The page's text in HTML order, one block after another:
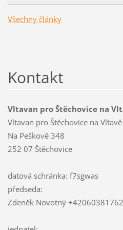
Všechny články
Kontakt
Vltavan pro Štěchovice na
Vltavan pro Štěchovice na
Na Peškově 348
252 07 Štěchovice
datová schránka: f7sgwas
předseda:
Zdeněk Novotný